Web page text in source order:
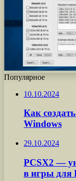
Популярное
10.10.2024
Как
Windows
29.10.2024
PCSX2 —
в игры для